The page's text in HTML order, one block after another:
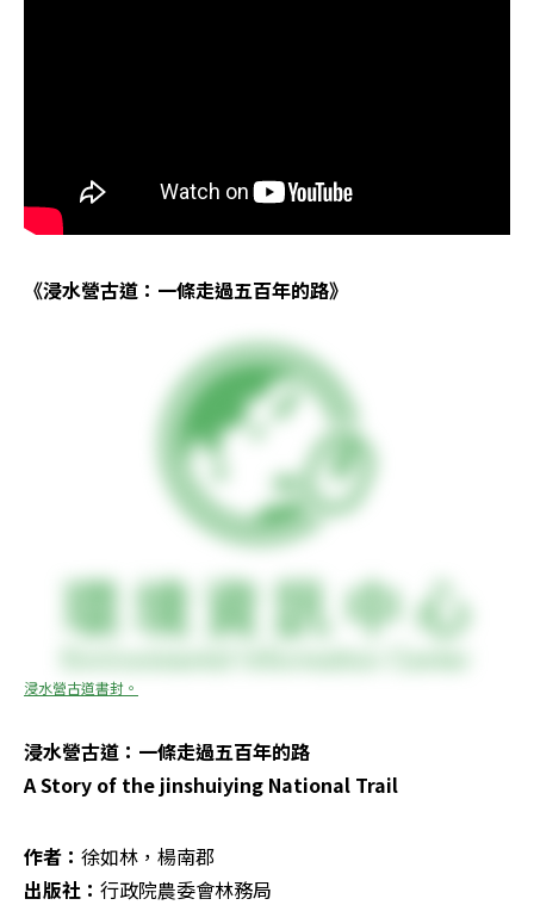
《浸水營古道：一條走過五百年的路》
浸水營古道書封。
浸水營古道：一條走過五百年的路
A Story of the jinshuiying National Trail
作者：
出版社：